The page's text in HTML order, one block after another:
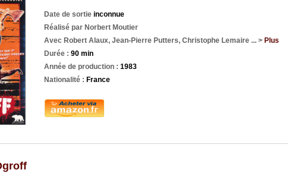
Date de sortie inconnue
Réalisé par Norbert Moutier
Avec Robert Alaux, Jean-Pierre Putters, Christophe Lemaire ... > Plus
Durée : 90 min
Année de production : 1983
Nationalité : France